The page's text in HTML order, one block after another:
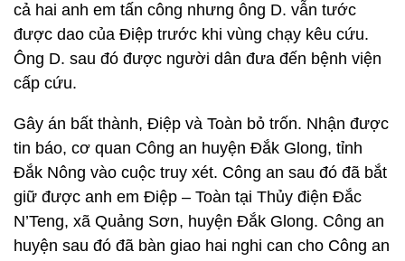
cả hai anh em tấn công nhưng ông D. vẫn tước
được dao của Điệp trước khi vùng chạy kêu cứu.
Ông D. sau đó được người dân đưa đến bệnh viện
cấp cứu.
Gây án bất thành, Điệp và Toàn bỏ trốn. Nhận được
tin báo, cơ quan Công an huyện Đắk Glong, tỉnh
Đắk Nông vào cuộc truy xét. Công an sau đó đã bắt
giữ được anh em Điệp – Toàn tại Thủy điện Đắc
N’Teng, xã Quảng Sơn, huyện Đắk Glong. Công an
huyện sau đó đã bàn giao hai nghi can cho Công an